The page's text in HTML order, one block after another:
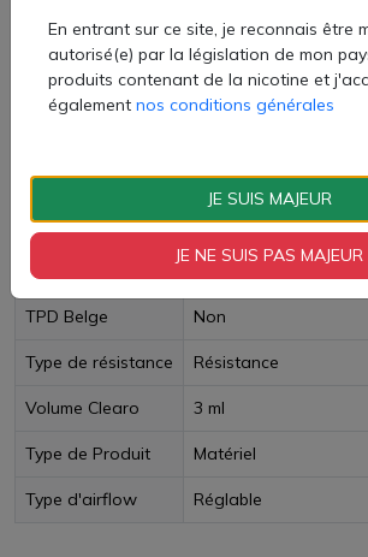
AJOUTER À MON
Paiement 100% sécurisé
Livraison rapide
Fiche technique
TPD Belge Non
Type de résistance Résistance
Volume Clearo 3 ml
Type de Produit Matériel
Type d'airflow Réglable
En entrant sur ce site, je reconnais être
autorisé(e) par la législation de mon
produits contenant de la nicotine et
également nos conditions générales
JE SUIS MAJEUR
JE NE SUIS PAS MAJEUR